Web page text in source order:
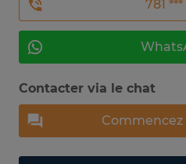
781 ***
Contacter via le chat